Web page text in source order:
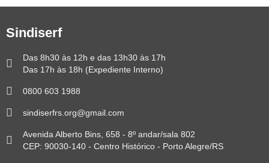
Sindiserf
Das 8h30 às 12h e das 13h30 às 17h
Das 17h às 18h (Expediente Interno)
0800 603 1988
sindiserfrs.org@gmail.com
Avenida Alberto Bins, 658 - 8º andar/sala 802
CEP: 90030-140 - Centro Histórico - Porto Alegre/RS